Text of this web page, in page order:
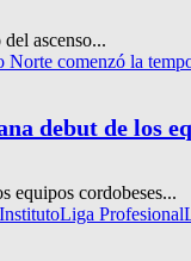
ascenso...
Norte comenzó la
debut de los
equipos cordobeses...
InstitutoLiga Profesional